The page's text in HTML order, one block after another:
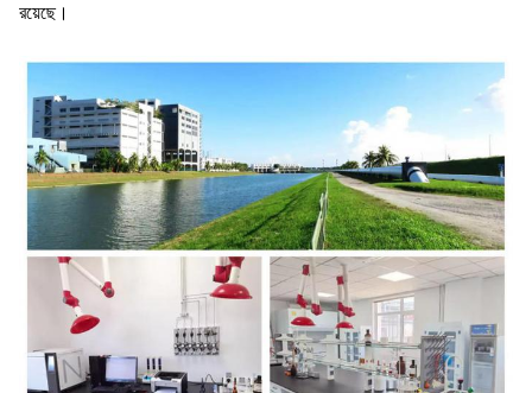
রয়েছে।